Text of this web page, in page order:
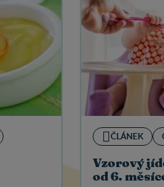
ČLÁNEK
Vzorový
od 6.